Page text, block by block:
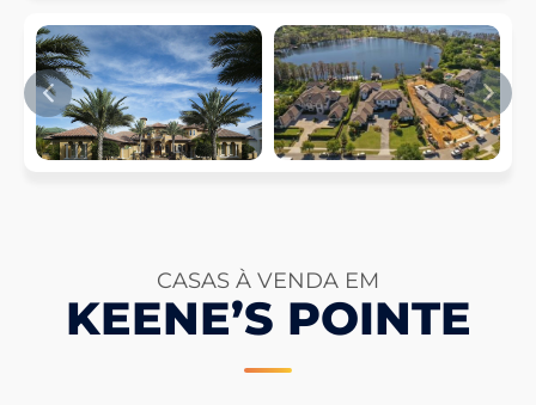
CASAS À VENDA EM
KEENE’S POINTE